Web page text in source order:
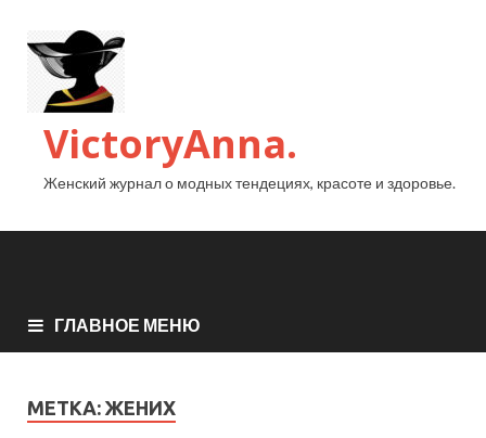
VictoryAnna.
Женский журнал о модных тендециях, красоте и здоровье.
ГЛАВНОЕ МЕНЮ
МЕТКА: ЖЕНИХ